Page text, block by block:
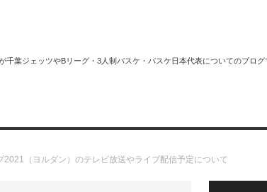
葉ジェッツやBリーグ・3人制バスケ・バスケ日本代表についてのブロ
（ヨルダン）のテレビ放送やライブ配信予定について